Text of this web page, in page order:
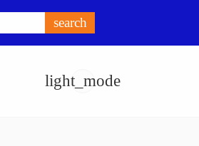
dan Penganiayaan, Dua Pelaku
search
light_mode